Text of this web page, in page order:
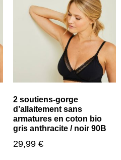
2 soutiens-gorge
d’allaitement sans
armatures en coton bio
gris anthracite / noir 90B
29,99 €